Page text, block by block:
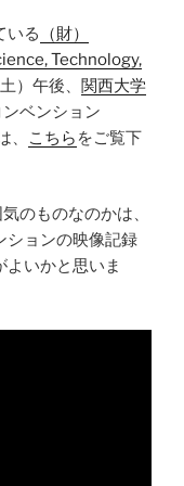
いる
（財）
Technology,
）午後、 関西大学
ベンション
こちら をご覧下
のものなのかは、
ションの映像記録
いかと思いま